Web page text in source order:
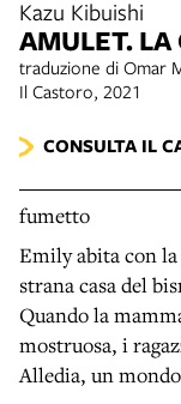
Kazu Kibuishi
AMULET. LA
traduzione di Omar
Il Castoro, 2021
CONSULTA IL
fumetto
Emily abita con
strana casa del
Quando la
mostruosa, i
Alledia, un